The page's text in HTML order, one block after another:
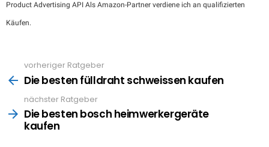
Product Advertising API Als Amazon-Partner verdiene ich an qualifizierten
Käufen.
more
vorheriger Ratgeber
Die besten fülldraht schweissen kaufen
nächster Ratgeber
Die besten bosch heimwerkergeräte
kaufen